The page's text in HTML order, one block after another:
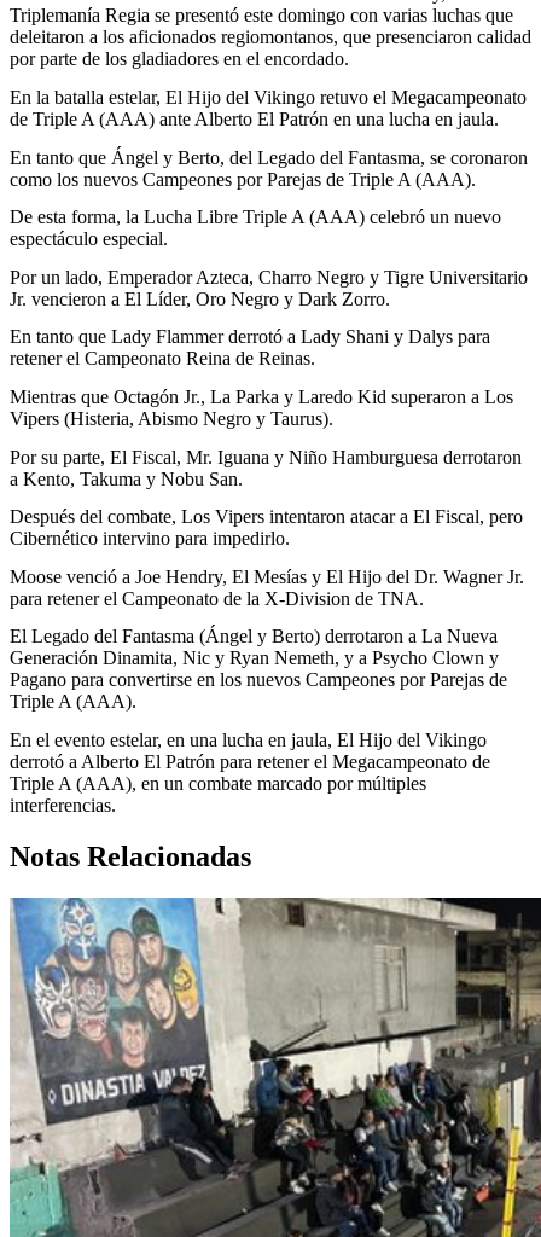
Triplemanía Regia se presentó este domingo con varias luchas que
deleitaron a los aficionados regiomontanos, que presenciaron calidad
por parte de los gladiadores en el encordado.
En la batalla estelar, El Hijo del Vikingo retuvo el Megacampeonato
de Triple A (AAA) ante Alberto El Patrón en una lucha en jaula.
En tanto que Ángel y Berto, del Legado del Fantasma, se coronaron
como los nuevos Campeones por Parejas de Triple A (AAA).
De esta forma, la Lucha Libre Triple A (AAA) celebró un nuevo
espectáculo especial.
Por un lado, Emperador Azteca, Charro Negro y Tigre Universitario
Jr. vencieron a El Líder, Oro Negro y Dark Zorro.
En tanto que Lady Flammer derrotó a Lady Shani y Dalys para
retener el Campeonato Reina de Reinas.
Mientras que Octagón Jr., La Parka y Laredo Kid superaron a Los
Vipers (Histeria, Abismo Negro y Taurus).
Por su parte, El Fiscal, Mr. Iguana y Niño Hamburguesa derrotaron
a Kento, Takuma y Nobu San.
Después del combate, Los Vipers intentaron atacar a El Fiscal, pero
Cibernético intervino para impedirlo.
Moose venció a Joe Hendry, El Mesías y El Hijo del Dr. Wagner Jr.
para retener el Campeonato de la X-Division de TNA.
El Legado del Fantasma (Ángel y Berto) derrotaron a La Nueva
Generación Dinamita, Nic y Ryan Nemeth, y a Psycho Clown y
Pagano para convertirse en los nuevos Campeones por Parejas de
Triple A (AAA).
En el evento estelar, en una lucha en jaula, El Hijo del Vikingo
derrotó a Alberto El Patrón para retener el Megacampeonato de
Triple A (AAA), en un combate marcado por múltiples
interferencias.
Notas Relacionadas